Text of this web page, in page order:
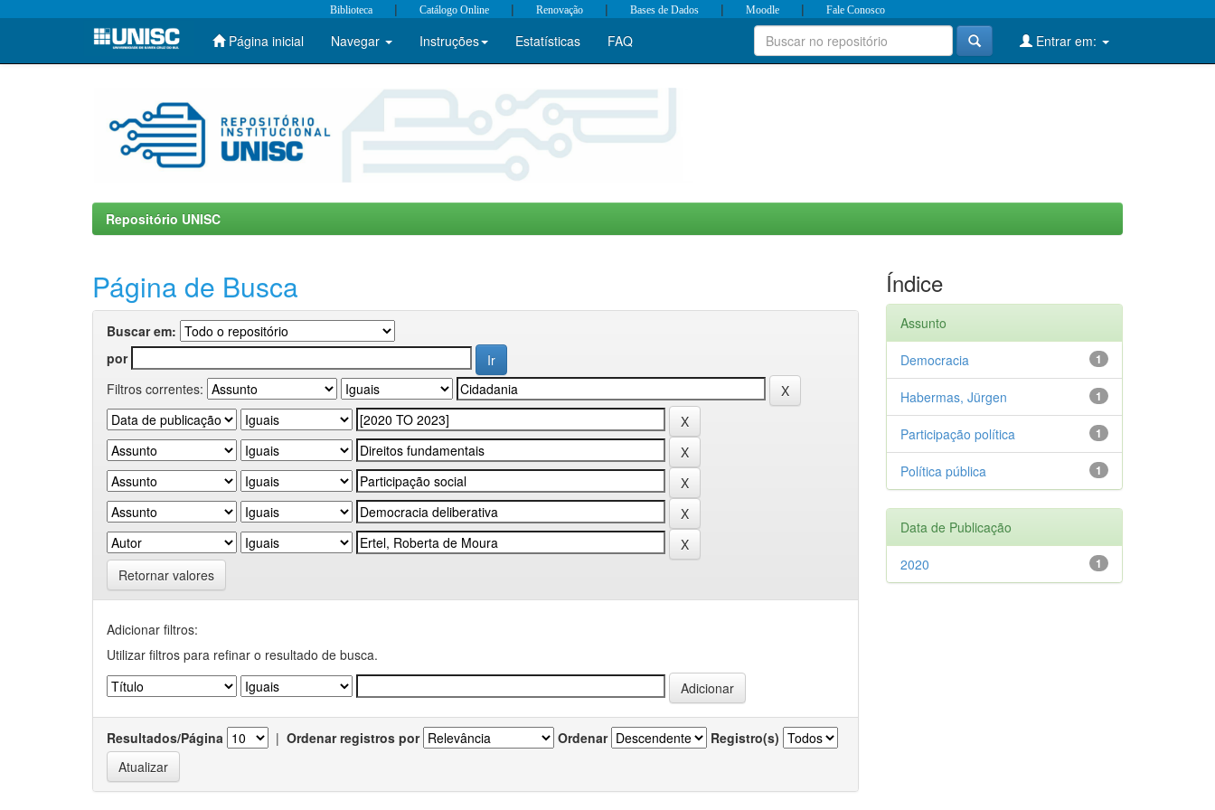
Skip
Biblioteca | Catálogo Online | Renovação | Bases de Dados | Moodle | Fale Conosco
Página inicial Navegar Instruções Estatísticas FAQ Entrar em:
Repositório UNISC
Página de Busca
Buscar em:
por
Filtros correntes:
Retornar valores
Adicionar filtros:
Utilizar filtros para refinar o resultado de busca.
Resultados/Página | Ordenar registros por Ordenar Registro(s)
Índice
Assunto
1
Democracia
1
Habermas, Jürgen
1
Participação política
1
Política pública
Data de Publicação
1
2020